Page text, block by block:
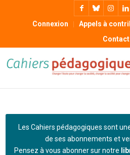
Connexion Appels à
Contact
Les Cahiers pédagogiques sont
de ses abonnements et
Pensez à vous abonner sur notre